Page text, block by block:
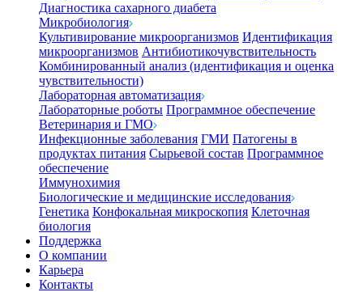
Диагностика сахарного диабета
Микробиология
Культивирование микроорганизмов Идентификация
микроорганизмов Антибиотикочувствительность
Комбинированный анализ (идентификация и оценка
чувствительности)
Лабораторная автоматизация
Лабораторные роботы Программное обеспечение
Ветеринария и ГМО
Инфекционные заболевания ГМИ Патогены в
продуктах питания Сырьевой состав Программное
обеспечение
Иммунохимия
Биологические и медицинские исследования
Генетика Конфокальная микроскопия Клеточная
биология
Поддержка
О компании
Карьера
Контакты